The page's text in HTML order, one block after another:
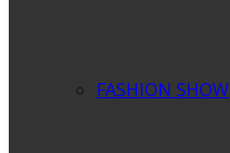
FASHION SHOW